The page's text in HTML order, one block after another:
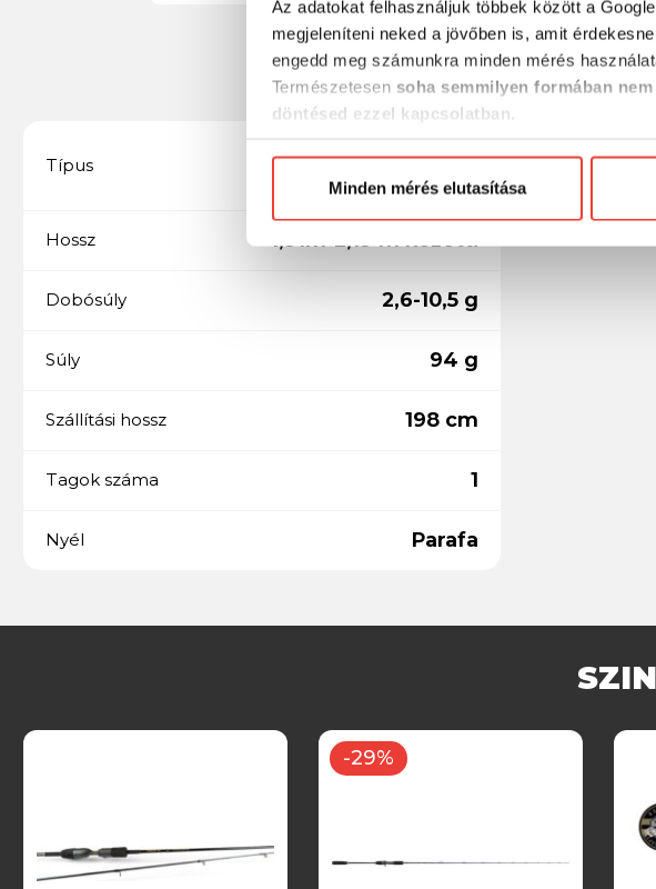
Az adatokat felhasználjuk többek között a
megjeleníteni neked a jövőben is, amit
engedd meg számunkra minden mérés
Természetesen soha semmilyen formában
döntésed ezzel kapcsolatban.
Előre is köszönjük!
Minden mérés elutasítása
Típus
Bait Casting - Multis
Pergető
Hossz 1,91m-2,19 m közötti
Dobósúly 2,6-10,5 g
Súly 94 g
Szállítási hossz 198 cm
Tagok száma 1
Nyél Parafa
-29%